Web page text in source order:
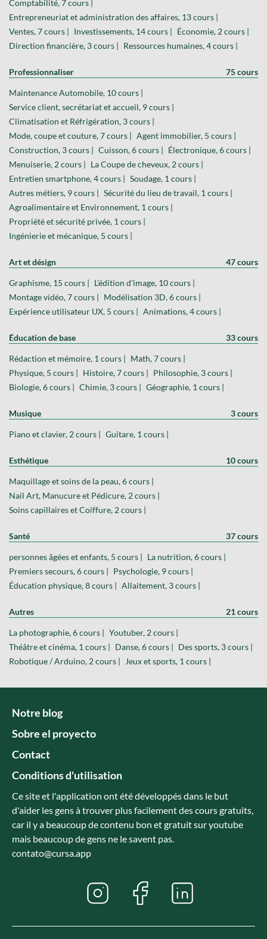
Comptabilité, 7 cours |
Entrepreneuriat et administration des affaires, 13 cours |
Ventes, 7 cours | Investissements, 14 cours | Économie, 2 cours |
Direction financière, 3 cours | Ressources humaines, 4 cours |
Professionnaliser 75 cours
Maintenance Automobile, 10 cours |
Service client, secrétariat et accueil, 9 cours |
Climatisation et Réfrigération, 3 cours |
Mode, coupe et couture, 7 cours | Agent immobilier, 5 cours |
Construction, 3 cours | Cuisson, 6 cours | Électronique, 6 cours |
Menuiserie, 2 cours | La Coupe de cheveux, 2 cours |
Entretien smartphone, 4 cours | Soudage, 1 cours |
Autres métiers, 9 cours | Sécurité du lieu de travail, 1 cours |
Agroalimentaire et Environnement, 1 cours |
Propriété et sécurité privée, 1 cours |
Ingénierie et mécanique, 5 cours |
Art et désign 47 cours
Graphisme, 15 cours | L'édition d'image, 10 cours |
Montage vidéo, 7 cours | Modélisation 3D, 6 cours |
Expérience utilisateur UX, 5 cours | Animations, 4 cours |
Éducation de base 33 cours
Rédaction et mémoire, 1 cours | Math, 7 cours |
Physique, 5 cours | Histoire, 7 cours | Philosophie, 3 cours |
Biologie, 6 cours | Chimie, 3 cours | Géographie, 1 cours |
Musique 3 cours
Piano et clavier, 2 cours | Guitare, 1 cours |
Esthétique 10 cours
Maquillage et soins de la peau, 6 cours |
Nail Art, Manucure et Pédicure, 2 cours |
Soins capillaires et Coiffure, 2 cours |
Santé 37 cours
personnes âgées et enfants, 5 cours | La nutrition, 6 cours |
Premiers secours, 6 cours | Psychologie, 9 cours |
Éducation physique, 8 cours | Allaitement, 3 cours |
Autres 21 cours
La photographie, 6 cours | Youtuber, 2 cours |
Théâtre et cinéma, 1 cours | Danse, 6 cours | Des sports, 3 cours |
Robotique / Arduino, 2 cours |
Jeux et sports, 1 cours |
Notre blog
Sobre el proyecto
Contact
Conditions d'utilisation
Ce site et l'application ont été développés dans le but
d'aider les gens à trouver plus facilement des cours gratuits,
car il y a beaucoup de contenu bon et gratuit sur youtube
mais beaucoup de gens ne le savent pas.
contato@cursa.app